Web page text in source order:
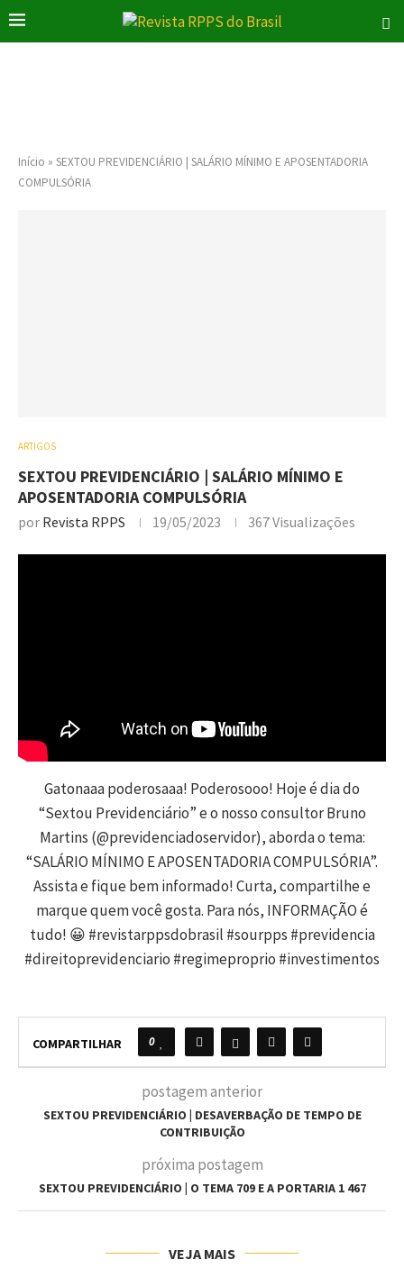
Início » SEXTOU PREVIDENCIÁRIO | SALÁRIO MÍNIMO E APOSENTADORIA
COMPULSÓRIA
ARTIGOS
SEXTOU PREVIDENCIÁRIO | SALÁRIO MÍNIMO E
APOSENTADORIA COMPULSÓRIA
por Revista RPPS 19/05/2023 367Visualizações
Gatonaaa poderosaaa! Poderosooo! Hoje é dia do
“Sextou Previdenciário” e o nosso consultor Bruno
Martins (@previdenciadoservidor), aborda o tema:
“SALÁRIO MÍNIMO E APOSENTADORIA COMPULSÓRIA”.
Assista e fique bem informado! Curta, compartilhe e
marque quem você gosta. Para nós, INFORMAÇÃO é
tudo! 😀 #revistarppsdobrasil #sourpps #previdencia
#direitoprevidenciario #regimeproprio #investimentos
COMPARTILHAR 0
postagem anterior
SEXTOU PREVIDENCIÁRIO | DESAVERBAÇÃO DE TEMPO DE
CONTRIBUIÇÃO
próxima postagem
SEXTOU PREVIDENCIÁRIO | O TEMA 709 E A PORTARIA 1 467
VEJA MAIS